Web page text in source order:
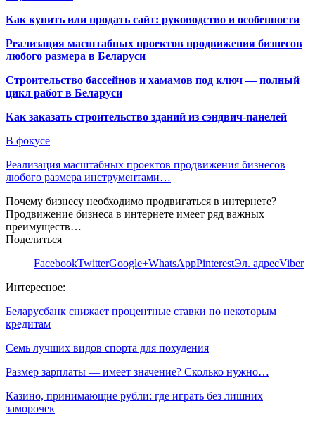
Как купить или продать сайт: руководство и особенности
Реализация масштабных проектов продвижения бизнесов
любого размера в Беларуси
Строительство бассейнов и хамамов под ключ — полный
цикл работ в Беларуси
Как заказать строительство зданий из сэндвич-панелей
В фокусе
Реализация масштабных проектов продвижения бизнесов
любого размера инструментами…
Почему бизнесу необходимо продвигаться в интернете?
Продвижение бизнеса в интернете имеет ряд важных
преимуществ…
Поделиться
FacebookTwitterGoogle+WhatsAppPinterestЭл. адресViber
Интересное:
Беларусбанк снижает процентные ставки по некоторым
кредитам
Семь лучших видов спорта для похудения
Размер зарплаты — имеет значение? Сколько нужно…
Казино, принимающие рубли: где играть без лишних
заморочек